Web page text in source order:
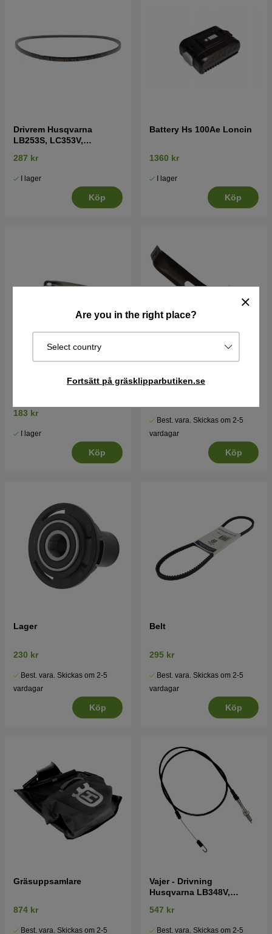
Are you in the right place?
Select country
Fortsätt på gräsklipparbutiken.se
Drivrem Husqvarna
LB253S, LC353V,
287 kr
I lager
Köp
Battery Hs 100Ae Loncin
1360 kr
I lager
Köp
183 kr
I lager
Köp
Best. vara. Skickas om 2-5
vardagar
Köp
Lager
230 kr
Best. vara. Skickas om 2-5
vardagar
Köp
Belt
295 kr
Best. vara. Skickas om 2-5
vardagar
Köp
Gräsuppsamlare
874 kr
Best. vara. Skickas om 2-5
Vajer - Drivning
Husqvarna LB348V,
547 kr
Best. vara. Skickas om 2-5